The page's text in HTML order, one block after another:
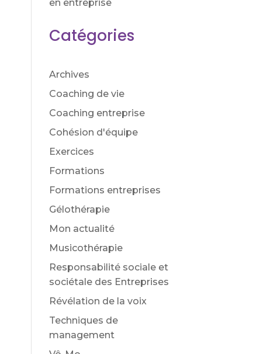
en entreprise
Catégories
Archives
Coaching de vie
Coaching entreprise
Cohésion d'équipe
Exercices
Formations
Formations entreprises
Gélothérapie
Mon actualité
Musicothérapie
Responsabilité sociale et
sociétale des Entreprises
Révélation de la voix
Techniques de
management